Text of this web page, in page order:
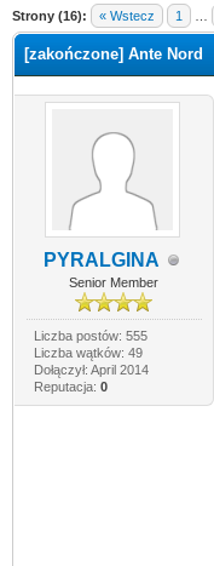
Strony (16): « Wstecz 1
[zakończone] Ante Nord
PYRALGINA
Senior Member
Liczba postów: 555
Liczba wątków: 49
Dołączył: April 2014
Reputacja: 0